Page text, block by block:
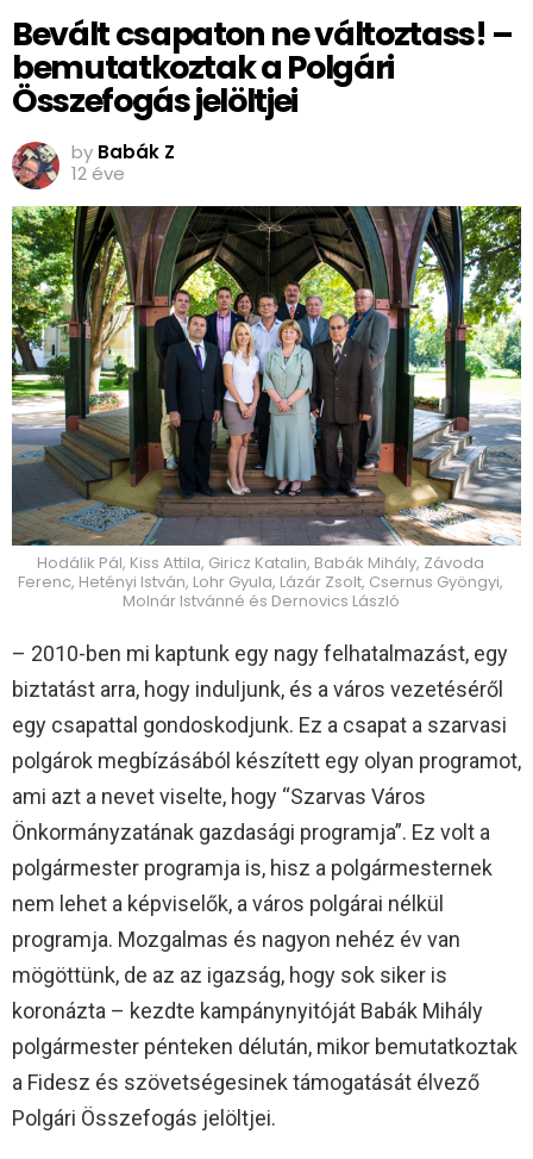
Bevált csapaton ne változtass! –
bemutatkoztak a Polgári
Összefogás jelöltjei
by Babák Z
12 éve
Hodálik Pál, Kiss Attila, Giricz Katalin, Babák Mihály, Závoda
Ferenc, Hetényi István, Lohr Gyula, Lázár Zsolt, Csernus Gyöngyi,
Molnár Istvánné és Dernovics László
– 2010-ben mi kaptunk egy nagy felhatalmazást, egy
biztatást arra, hogy induljunk, és a város vezetéséről
egy csapattal gondoskodjunk. Ez a csapat a szarvasi
polgárok megbízásából készített egy olyan programot,
ami azt a nevet viselte, hogy “Szarvas Város
Önkormányzatának gazdasági programja”. Ez volt a
polgármester programja is, hisz a polgármesternek
nem lehet a képviselők, a város polgárai nélkül
programja. Mozgalmas és nagyon nehéz év van
mögöttünk, de az az igazság, hogy sok siker is
koronázta – kezdte kampánynyitóját Babák Mihály
polgármester pénteken délután, mikor bemutatkoztak
a Fidesz és szövetségesinek támogatását élvező
Polgári Összefogás jelöltjei.